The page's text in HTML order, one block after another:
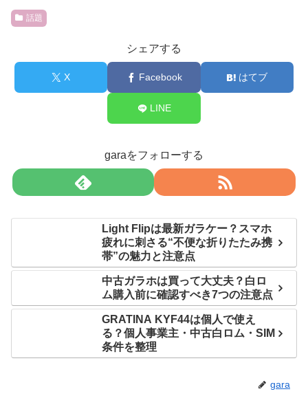
話題
シェアする
X Facebook はてブ
LINE
garaをフォローする
Light Flipは最新ガラケー？スマホ
疲れに刺さる“不便な折りたたみ携
帯”の魅力と注意点
中古ガラホは買って大丈夫？白ロ
ム購入前に確認すべき7つの注意点
GRATINA KYF44は個人で使え
る？個人事業主・中古白ロム・SIM
条件を整理
gara